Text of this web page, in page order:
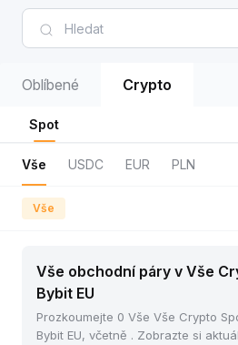
Oblíbené Crypto
Spot
Vše USDC EUR PLN
Vše
Vše obchodní páry v Vše
Bybit EU
Prozkoumejte 0 Vše Vše Crypto
Bybit EU, včetně . Zobrazte si